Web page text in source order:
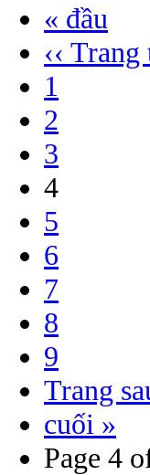
« đầu
‹‹
1
2
3
4
5
6
7
8
9
Trang
cuối »
Page 4